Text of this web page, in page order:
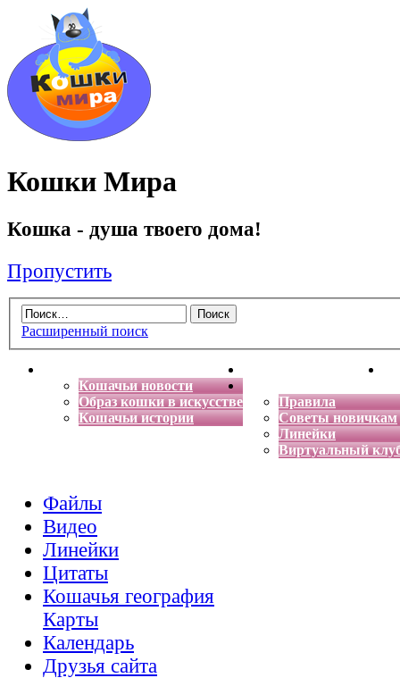
Кошки Мира
Кошка - душа твоего дома!
Пропустить
Расширенный поиск
Кошачьи новости
Образ кошки в искусстве
Кошачьи истории
Энциклопедия кошек
Правила
Советы новичкам
Линейки
Виртуальный
Файлы
Видео
Линейки
Цитаты
Кошачья география
Карты
Календарь
Друзья сайта